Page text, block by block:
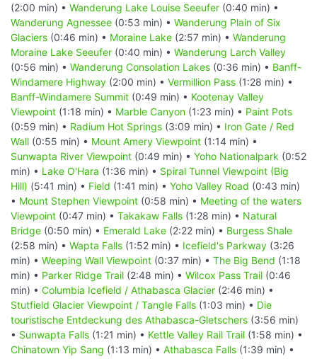
(2:00 min) • Wanderung Lake Louise Seeufer (0:40 min) •
Wanderung Agnessee (0:53 min) • Wanderung Plain of Six
Glaciers (0:46 min) • Moraine Lake (2:57 min) • Wanderung
Moraine Lake Seeufer (0:40 min) • Wanderung Larch Valley
(0:56 min) • Wanderung Consolation Lakes (0:36 min) • Banff-
Windamere Highway (2:00 min) • Vermillion Pass (1:28 min) •
Banff-Windamere Summit (0:49 min) • Kootenay Valley
Viewpoint (1:18 min) • Marble Canyon (1:23 min) • Paint Pots
(0:59 min) • Radium Hot Springs (3:09 min) • Iron Gate / Red
Wall (0:55 min) • Mount Amery Viewpoint (1:14 min) •
Sunwapta River Viewpoint (0:49 min) • Yoho Nationalpark (0:52
min) • Lake O'Hara (1:36 min) • Spiral Tunnel Viewpoint (Big
Hill) (5:41 min) • Field (1:41 min) • Yoho Valley Road (0:43 min)
• Mount Stephen Viewpoint (0:58 min) • Meeting of the waters
Viewpoint (0:47 min) • Takakaw Falls (1:28 min) • Natural
Bridge (0:50 min) • Emerald Lake (2:22 min) • Burgess Shale
(2:58 min) • Wapta Falls (1:52 min) • Icefield's Parkway (3:26
min) • Weeping Wall Viewpoint (0:37 min) • The Big Bend (1:18
min) • Parker Ridge Trail (2:48 min) • Wilcox Pass Trail (0:46
min) • Columbia Icefield / Athabasca Glacier (2:46 min) •
Stutfield Glacier Viewpoint / Tangle Falls (1:03 min) • Die
touristische Entdeckung des Athabasca-Gletschers (3:56 min)
• Sunwapta Falls (1:21 min) • Kettle Valley Rail Trail (1:58 min) •
Chinatown Yip Sang (1:13 min) • Athabasca Falls (1:39 min) •